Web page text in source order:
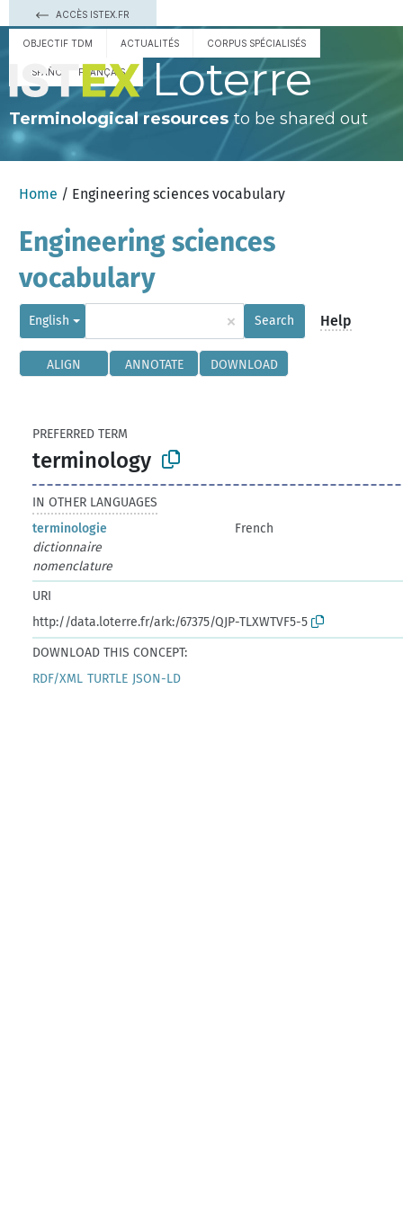
ACCÈS ISTEX.FR
OBJECTIF TDM ACTUALITÉS CORPUS SPÉCIALISÉS
ESPAÑOL FRANÇAIS Loterre
Terminological resourcesto be shared out
Home / Engineering sciences vocabulary
Engineering sciences
vocabulary
English × Search Help
ALIGN ANNOTATE DOWNLOAD
PREFERRED TERM
terminology
IN OTHER LANGUAGES
terminologie
French
dictionnaire
nomenclature
URI
http://data.loterre.fr/ark:/67375/QJP-TLXWTVF5-5
DOWNLOAD THIS CONCEPT:
RDF/XML TURTLE JSON-LD